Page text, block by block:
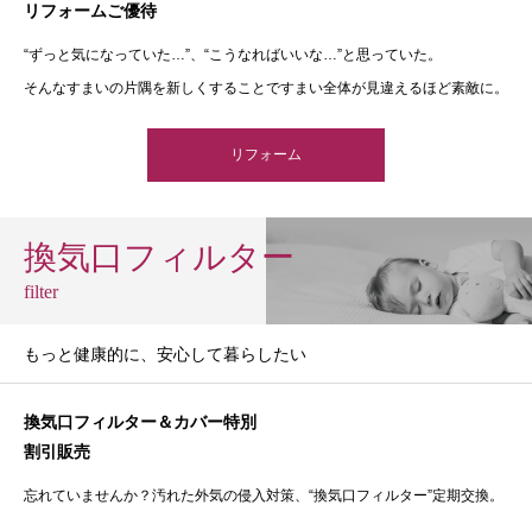
リフォームご優待
“ずっと気になっていた…”、“こうなればいいな…”と思っていた。
そんなすまいの片隅を新しくすることですまい全体が見違えるほど素敵に。
リフォーム
換気口フィルター
filter
もっと健康的に、安心して暮らしたい
換気口フィルター＆カバー特別
割引販売
忘れていませんか？汚れた外気の侵入対策、“換気口フィルター”定期交換。